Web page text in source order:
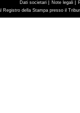
Dati societari | Note legali |
della Stampa presso il